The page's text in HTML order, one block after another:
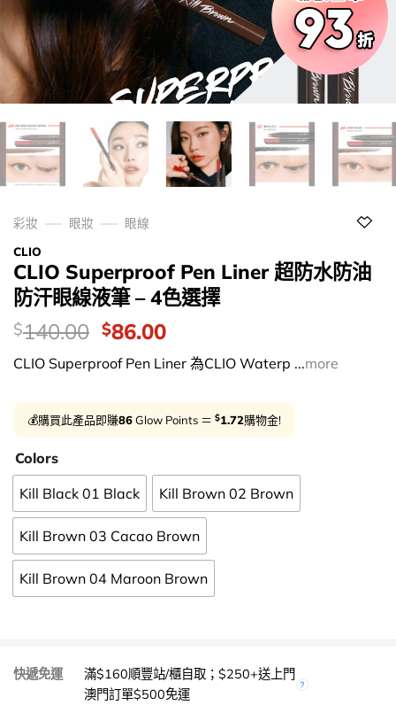
彩妝 眼妝
眼線
CLIO
CLIO Superproof Pen Liner 超防水防油
防汗眼線液筆 – 4色選擇
價
錢：
$140.00 Original
price
was:
$86.00Current
price
is:
CLIO Superproof Pen Liner 為CLIO Waterp ...more
💰購買此產品即賺86Glow Points ＝ $1.72購物金!
Colors
Kill Black 01 Black Kill Brown 02 Brown
Kill Brown 03 Cacao Brown
Kill Brown 04 Maroon Brown
快遞免運
滿$160順豐站/櫃自取；$250+送上門
澳門訂單$500免運